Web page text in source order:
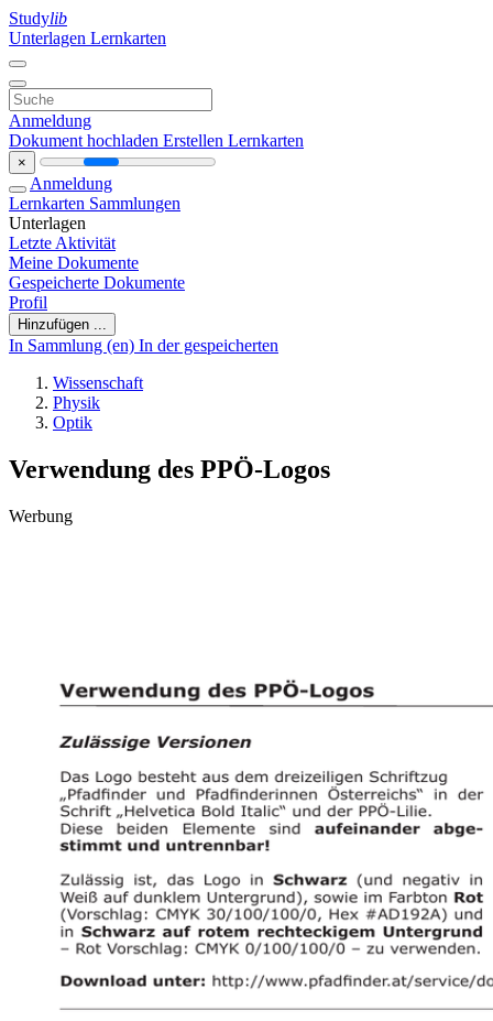
Studylib
Unterlagen Lernkarten
Anmeldung
Dokument hochladen Erstellen Lernkarten
×
Anmeldung
Lernkarten Sammlungen
Unterlagen
Letzte Aktivität
Meine Dokumente
Gespeicherte Dokumente
Profil
Hinzufügen ...
In Sammlung (en) In der gespeicherten
Wissenschaft
Physik
Optik
Verwendung des PPÖ-Logos
Werbung